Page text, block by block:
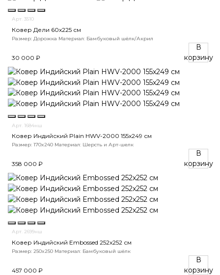
Арт. 3510
Ковер Дели 60х225 см
Размер: Дорожка Материал: Бамбуковый шёлк/Акрил
30 000 ₽
В
корзину
Арт. 1684нш
Ковер Индийский Plain HWV-2000 155x249 см
Размер: 170x240 Материал: Шерсть и Арт-шелк
358 000 ₽
В
корзину
Арт. 2699нш
Ковер Индийский Embossed 252x252 см
Размер: 250x250 Материал: Бамбуковый шёлк
457 000 ₽
В
корзину